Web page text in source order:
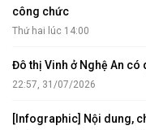
công chức
Thứ hai lúc 14:00
Đô thị Vinh ở Nghệ An có
22:57, 31/07/2026
[Infographic] Nội dung,